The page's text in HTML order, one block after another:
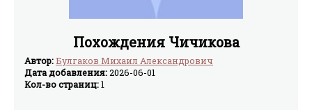
Похождения Чичикова
Автор:Булгаков Михаил Александрович
Дата добавления:2026-06-01
Кол-во страниц:1